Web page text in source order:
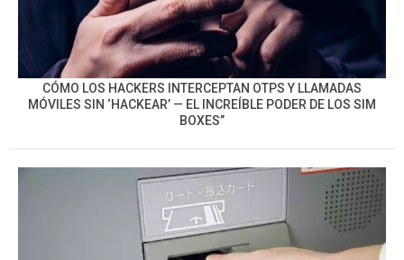
CÓMO LOS HACKERS INTERCEPTAN OTPS Y LLAMADAS
MÓVILES SIN ‘HACKEAR’ — EL INCREÍBLE PODER DE LOS SIM
BOXES”